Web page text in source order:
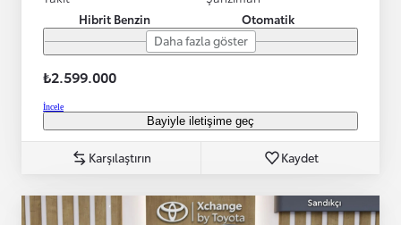
Hibrit Benzin
Otomatik
Daha fazla göster
₺2.599.000
İncele
Bayiyle iletişime geç
Karşılaştırın Kaydet